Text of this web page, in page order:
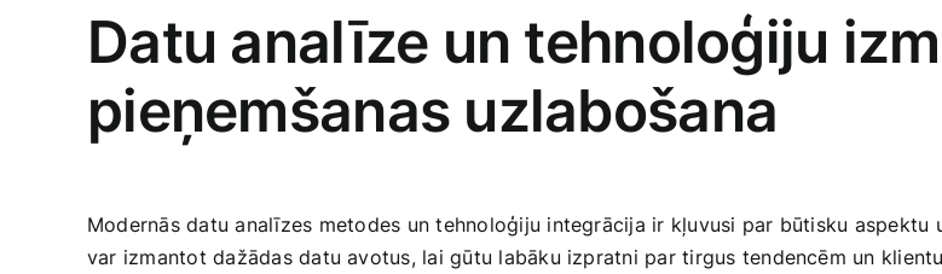
Datu analīze un tehnoloģiju
pieņemšanas uzlabošana
Modernās datu​ analīzes ⁤metodes un tehnoloģiju integrācija ir kļuvusi ‌par būtisku aspektu
var izmantot dažādas datu avotus, lai gūtu labāku izpratni par tirgus tendencēm un